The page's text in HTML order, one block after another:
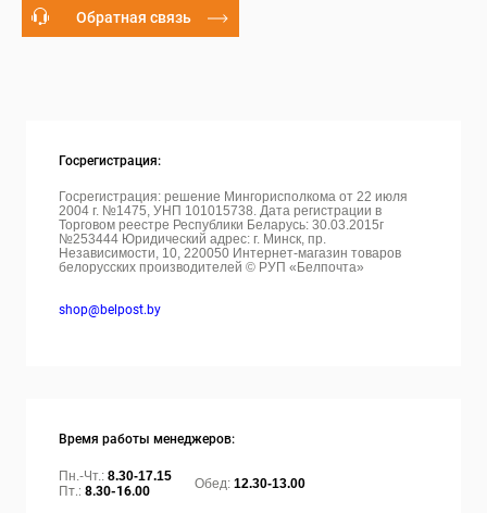
Обратная связь
Госрегистрация:
Госрегистрация: решение Мингорисполкома от 22 июля
2004 г. №1475, УНП 101015738. Дата регистрации в
Торговом реестре Республики Беларусь: 30.03.2015г
№253444 Юридический адрес: г. Минск, пр.
Независимости, 10, 220050 Интернет-магазин товаров
белорусских производителей © РУП «Белпочта»
shop@belpost.by
Время работы менеджеров:
Пн.-Чт.: 8.30-17.15
Пт.: 8.30-16.00 Обед: 12.30-13.00